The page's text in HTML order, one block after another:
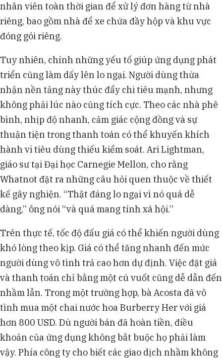
nhân viên toàn thời gian để xử lý đơn hàng từ nhà
riêng, bao gồm nhà để xe chứa đầy hộp và khu vực
đóng gói riêng.
Tuy nhiên, chính những yếu tố giúp ứng dụng phát
triển cũng làm dấy lên lo ngại. Người dùng thừa
nhận nền tảng này thúc đẩy chi tiêu mạnh, nhưng
không phải lúc nào cũng tích cực. Theo các nhà phê
bình, nhịp độ nhanh, cảm giác cộng đồng và sự
thuận tiện trong thanh toán có thể khuyến khích
hành vi tiêu dùng thiếu kiểm soát. Ari Lightman,
giáo sư tại Đại học Carnegie Mellon, cho rằng
Whatnot đặt ra những câu hỏi quen thuộc về thiết
kế gây nghiện. “Thật đáng lo ngại vì nó quá dễ
dàng,” ông nói “và quá mang tính xã hội.”
Trên thực tế, tốc độ đấu giá có thể khiến người dùng
khó lòng theo kịp. Giá có thể tăng nhanh đến mức
người dùng vô tình trả cao hơn dự định. Việc đặt giá
và thanh toán chỉ bằng một cú vuốt cũng dễ dẫn đến
nhầm lẫn. Trong một trường hợp, bà Acosta đã vô
tình mua một chai nước hoa Burberry Her với giá
hơn 800 USD. Dù người bán đã hoàn tiền, điều
khoản của ứng dụng không bắt buộc họ phải làm
vậy. Phía công ty cho biết các giao dịch nhầm không